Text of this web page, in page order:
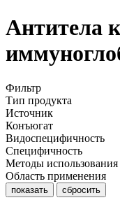
Антитела к
Фильтр
Тип продукта
Источник
Конъюгат
Видоспецифичность
Специфичность
Методы использования
Область применения